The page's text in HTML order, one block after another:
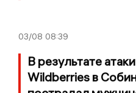
03/08 08:39
В результате
Wildberries в